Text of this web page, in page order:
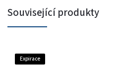
Související produkty
Expirace